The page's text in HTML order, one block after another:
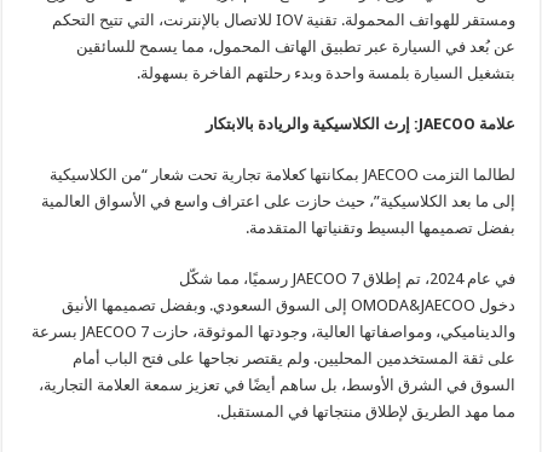
ومستقر للهواتف المحمولة. تقنية IOV للاتصال بالإنترنت، التي تتيح التحكم
عن بُعد في السيارة عبر تطبيق الهاتف المحمول، مما يسمح للسائقين
بتشغيل السيارة بلمسة واحدة وبدء رحلتهم الفاخرة بسهولة.
علامة JAECOO: إرث الكلاسيكية والريادة بالابتكار
لطالما التزمت JAECOO بمكانتها كعلامة تجارية تحت شعار “من الكلاسيكية
إلى ما بعد الكلاسيكية”، حيث حازت على اعتراف واسع في الأسواق العالمية
بفضل تصميمها البسيط وتقنياتها المتقدمة.
في عام 2024، تم إطلاق JAECOO 7 رسميًا، مما شكّل
دخول OMODA&JAECOO إلى السوق السعودي. وبفضل تصميمها الأنيق
والديناميكي، ومواصفاتها العالية، وجودتها الموثوقة، حازت JAECOO 7 بسرعة
على ثقة المستخدمين المحليين. ولم يقتصر نجاحها على فتح الباب أمام
السوق في الشرق الأوسط، بل ساهم أيضًا في تعزيز سمعة العلامة التجارية،
مما مهد الطريق لإطلاق منتجاتها في المستقبل.